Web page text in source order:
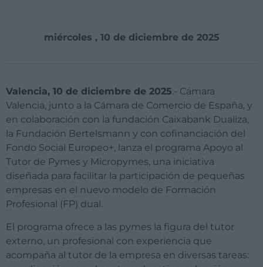
miércoles , 10 de diciembre de 2025
Valencia, 10 de diciembre de 2025.- Cámara
Valencia, junto a la Cámara de Comercio de España, y
en colaboración con la fundación Caixabank Dualiza,
la Fundación Bertelsmann y con cofinanciación del
Fondo Social Europeo+, lanza el programa Apoyo al
Tutor de Pymes y Micropymes, una iniciativa
diseñada para facilitar la participación de pequeñas
empresas en el nuevo modelo de Formación
Profesional (FP) dual.
El programa ofrece a las pymes la figura del tutor
externo, un profesional con experiencia que
acompaña al tutor de la empresa en diversas tareas: